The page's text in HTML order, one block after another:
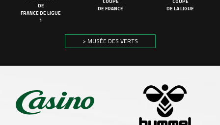
DE
FRANCE DE LIGUE
1
DE FRANCE
DE LA LIGUE
> MUSÉE DES VERTS